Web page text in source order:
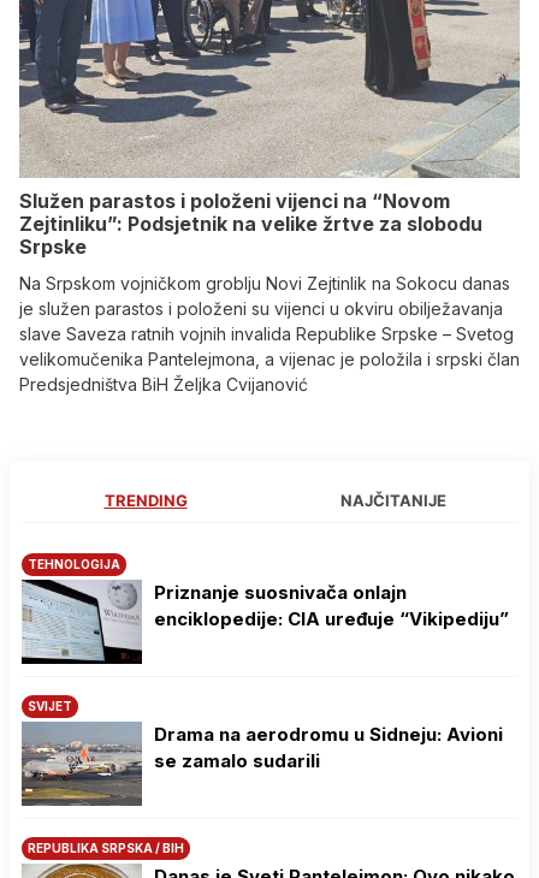
Služen parastos i položeni vijenci na “Novom
Zejtinliku”: Podsjetnik na velike žrtve za slobodu
Srpske
Na Srpskom vojničkom groblju Novi Zejtinlik na Sokocu danas
je služen parastos i položeni su vijenci u okviru obilježavanja
slave Saveza ratnih vojnih invalida Republike Srpske – Svetog
velikomučenika Pantelejmona, a vijenac je položila i srpski član
Predsjedništva BiH Željka Cvijanović
TRENDING NAJČITANIJE
TEHNOLOGIJA
Priznanje suosnivača onlajn
enciklopedije: CIA uređuje “Vikipediju”
SVIJET
Drama na aerodromu u Sidneju: Avioni
se zamalo sudarili
REPUBLIKA SRPSKA / BIH